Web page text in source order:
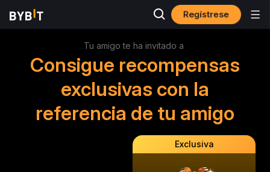
Regístrese
Tu amigo te ha invitado a
Consigue recompensas
exclusivas con la
referencia de tu amigo
Exclusiva